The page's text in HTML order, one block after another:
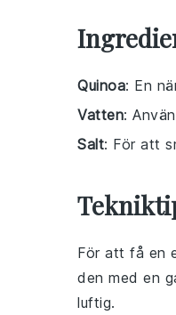
Quinoa: En
Vatten:
Salt: För att
För att få en
den med en
luftig.